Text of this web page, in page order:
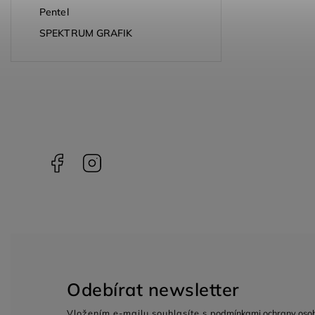
Pentel
SPEKTRUM GRAFIK
Facebook
Odebírat newsletter